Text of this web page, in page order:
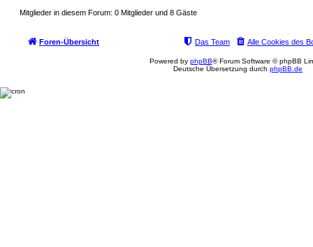
Mitglieder in diesem Forum: 0 Mitglieder und 8 Gäste
Foren-Übersicht Alle Cookies des
Das Team
Powered by phpBB® Forum Software © phpBB
Deutsche Übersetzung durch phpBB.de